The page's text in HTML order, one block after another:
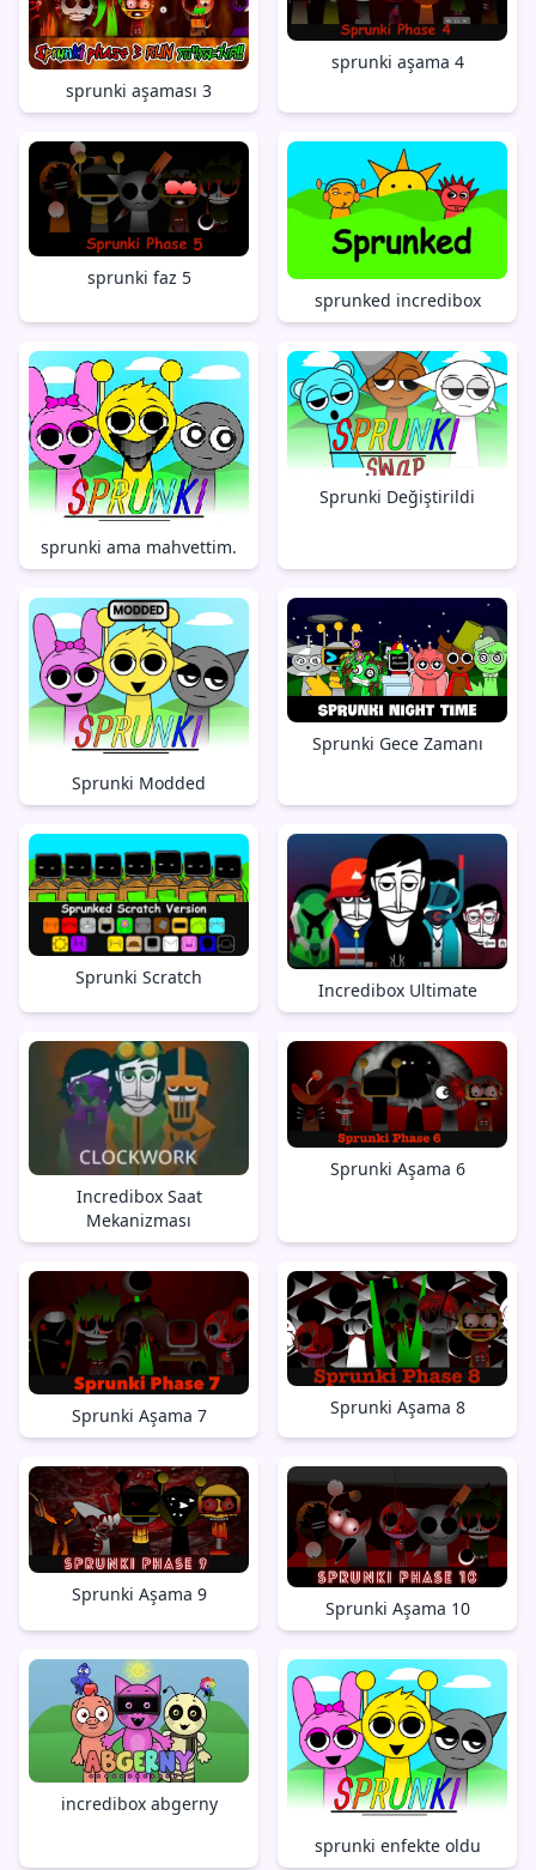
sprunki aşaması 3
sprunki aşama 4
sprunki faz 5
sprunked incredibox
sprunki ama mahvettim.
Sprunki Değiştirildi
Sprunki Modded
Sprunki Gece Zamanı
Sprunki Scratch
Incredibox Ultimate
Incredibox Saat
Mekanizması
Sprunki Aşama 6
Sprunki Aşama 7 Sprunki Aşama 8
Sprunki Aşama 9
Sprunki Aşama 10
incredibox abgerny
sprunki enfekte oldu